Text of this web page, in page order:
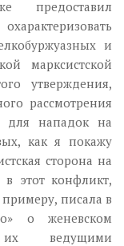
предоставил
и
марксистской
утверждения,
рассмотрения
для нападок на
как я покажу
сторона на
в этот конфликт,
примеру, писала в
о женевском
их ведущими